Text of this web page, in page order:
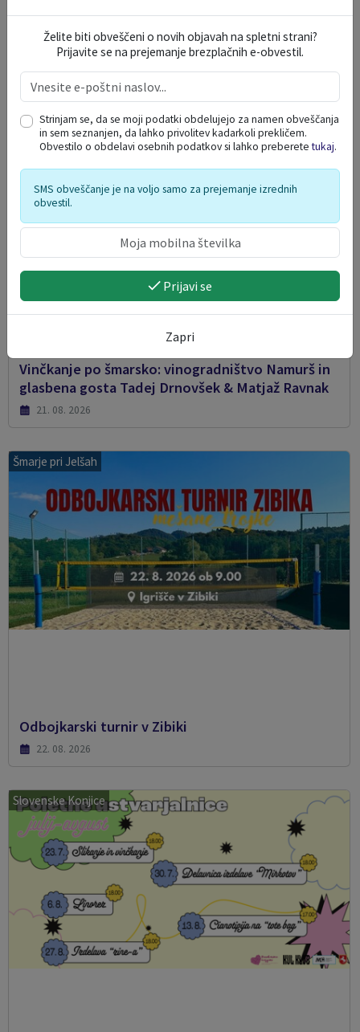
Kiparska razstava Umetnost v glini
10. 08. 2026
Šmarje pri Jelšah
Vinčkanje po šmarsko: vinogradništvo Namurš in
glasbena gosta Tadej Drnovšek & Matjaž Ravnak
21. 08. 2026
Šmarje pri Jelšah
Odbojkarski turnir v Zibiki
22. 08. 2026
Slovenske Konjice
Želite biti obveščeni o novih objavah na spletni strani?
Prijavite se na prejemanje brezplačnih e-obvestil.
Strinjam se, da se moji podatki obdelujejo za namen obveščanja
in sem seznanjen, da lahko privolitev kadarkoli prekličem.
Obvestilo o obdelavi osebnih podatkov si lahko preberetetukaj.
SMS obveščanje je na voljo samo za prejemanje izrednih
obvestil.
Prijavi se
Zapri